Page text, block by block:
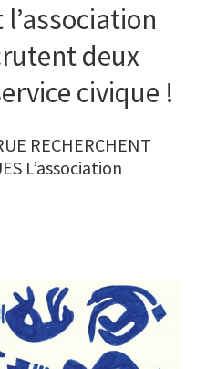
deux
civique !
RECHERCHENT
L’association